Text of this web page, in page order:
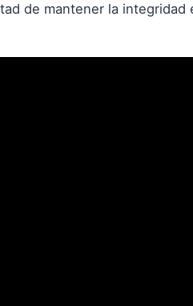
de mantener la integridad